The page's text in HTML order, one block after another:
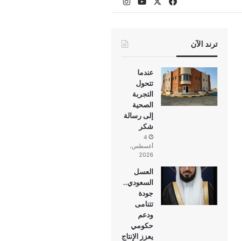
ترند الآن
عندما
تتحول
التجربة
الصحية
إلى رسالة
شكر
4
أغسطس،
2026
العسل
السعودي..
جودة
تتنامى
ودعم
حكومي
يعزز الإنتاج